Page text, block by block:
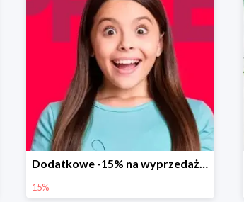
Dodatkowe -15% na wyprzedaż do -70%
15%